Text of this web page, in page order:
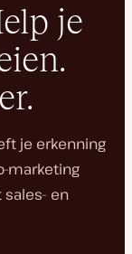
je
je erkenning
marketing
en